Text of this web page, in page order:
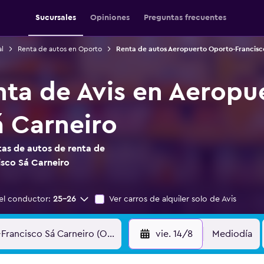
Sucursales Opiniones Preguntas frecuentes
Renta de autos en Oporto Renta de autos Aeropuerto Oporto-
de Avis en
Carneiro
de autos de renta de
Sá Carneiro
conductor: 25-26 Ver carros de alquiler solo de Avis
vie. 14/8 Mediodía